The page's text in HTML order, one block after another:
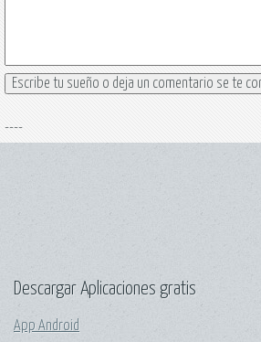
----
Descargar Aplicaciones gratis
App Android